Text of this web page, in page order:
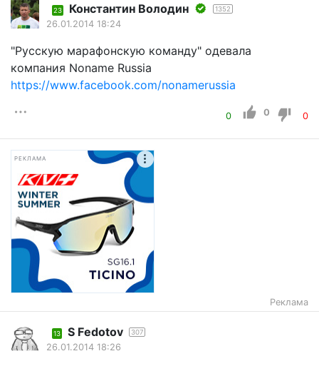
23 Константин Володин 1352
26.01.2014 18:24
"Русскую марафонскую команду" одевала
компания Noname Russia
https://www.facebook.com/nonamerussia
0 0 0
РЕКЛАМА
Реклама
13 S Fеdotov 307
26.01.2014 18:26